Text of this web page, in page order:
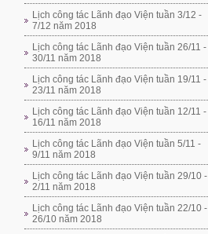
Lịch công tác Lãnh đạo Viện tuần 3/12 -
7/12 năm 2018
Lịch công tác Lãnh đạo Viện tuần 26/11 -
30/11 năm 2018
Lịch công tác Lãnh đạo Viện tuần 19/11 -
23/11 năm 2018
Lịch công tác Lãnh đạo Viện tuần 12/11 -
16/11 năm 2018
Lịch công tác Lãnh đạo Viện tuần 5/11 -
9/11 năm 2018
Lịch công tác Lãnh đạo Viện tuần 29/10 -
2/11 năm 2018
Lịch công tác Lãnh đạo Viện tuần 22/10 -
26/10 năm 2018